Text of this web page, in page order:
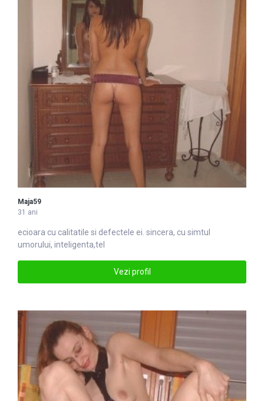
Maja59
31 ani
ecioara cu calitatile si defectele ei. sincera, cu simtul
umorului, inteligenta,tel
Vezi profil